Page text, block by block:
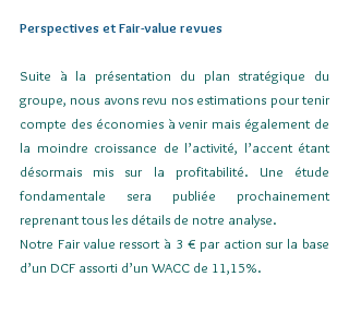
Perspectives et Fair-value revues
Suite à la présentation du plan stratégique du
groupe, nous avons revu nos estimations pour tenir
compte des économies à venir mais également de
la moindre croissance de l’activité, l’accent étant
désormais mis sur la profitabilité. Une étude
fondamentale sera publiée prochainement
reprenant tous les détails de notre analyse.
Notre Fair value ressort à 3 € par action sur la base
d’un DCF assorti d’un WACC de 11,15%.